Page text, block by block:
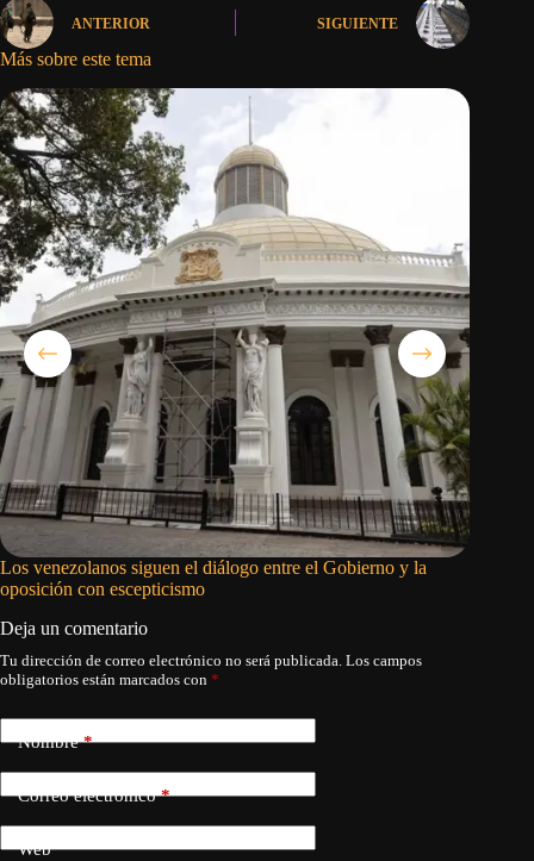
ANTERIOR SIGUIENTE
Más sobre este tema
Los venezolanos siguen el diálogo entre el Gobierno y la
oposición con escepticismo
Deja un comentario
Tu dirección de correo electrónico no será publicada. Los campos
obligatorios están marcados con *
Nombre*
Correo electrónico*
Web